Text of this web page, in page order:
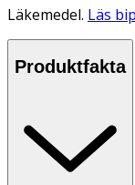
Läkemedel. Läs
Produktfakta